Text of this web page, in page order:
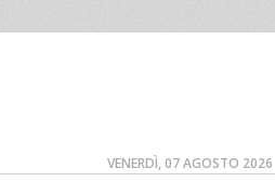
VENERDÌ, 07 AGOSTO 2026